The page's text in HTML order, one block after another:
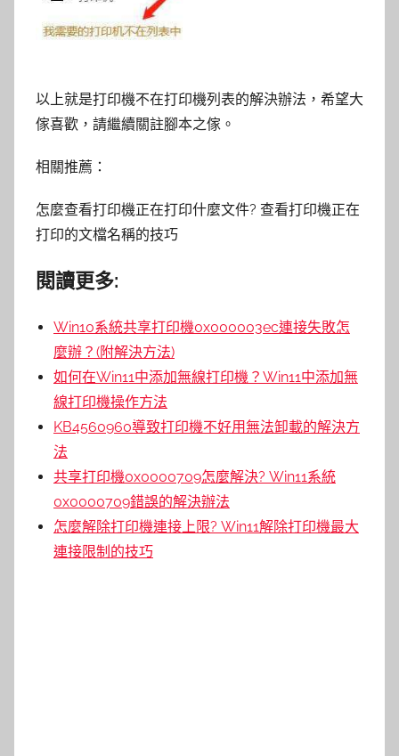
以上就是打印機不在打印機列表的解決辦法，希望大
傢喜歡，請繼續關註腳本之傢。
相關推薦：
怎麼查看打印機正在打印什麼文件? 查看打印機正在
打印的文檔名稱的技巧
閱讀更多:
Win10系統共享打印機0x000003ec連接失敗怎
麼辦？(附解決方法)
如何在Win11中添加無線打印機？Win11中添加無
線打印機操作方法
KB4560960導致打印機不好用無法卸載的解決方
法
共享打印機0x0000709怎麼解決? Win11系統
0x0000709錯誤的解決辦法
怎麼解除打印機連接上限? Win11解除打印機最大
連接限制的技巧